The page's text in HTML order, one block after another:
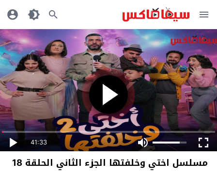
41:33
مسلسل اختي وخلفتها الجزء الثاني الحلقة 18